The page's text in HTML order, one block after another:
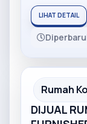
LIHAT DETAIL
Partner
Rumah
DIJUAL